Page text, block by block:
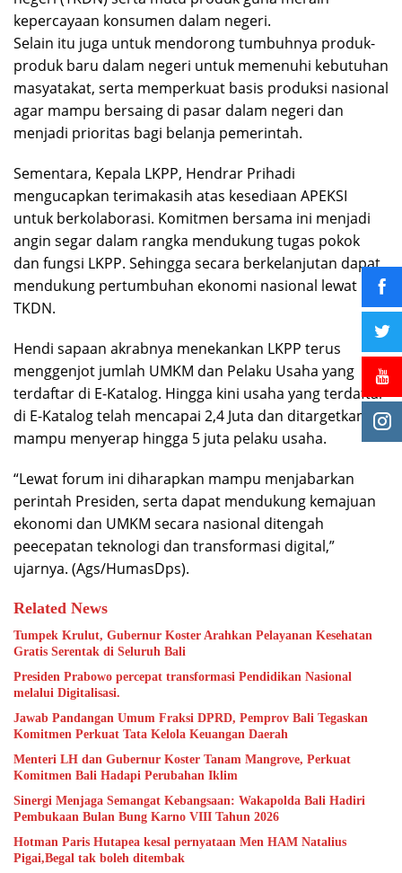
kepercayaan konsumen dalam negeri.
Selain itu juga untuk mendorong tumbuhnya produk-
produk baru dalam negeri untuk memenuhi kebutuhan
masyatakat, serta memperkuat basis produksi nasional
agar mampu bersaing di pasar dalam negeri dan
menjadi prioritas bagi belanja pemerintah.
Sementara, Kepala LKPP, Hendrar Prihadi
mengucapkan terimakasih atas kesediaan APEKSI
untuk berkolaborasi. Komitmen bersama ini menjadi
angin segar dalam rangka mendukung tugas pokok
dan fungsi LKPP. Sehingga secara berkelanjutan dapat
mendukung pertumbuhan ekonomi nasional lewat
TKDN.
Hendi sapaan akrabnya menekankan LKPP terus
menggenjot jumlah UMKM dan Pelaku Usaha yang
terdaftar di E-Katalog. Hingga kini usaha yang terdaftar
di E-Katalog telah mencapai 2,4 Juta dan ditargetkan
mampu menyerap hingga 5 juta pelaku usaha.
“Lewat forum ini diharapkan mampu menjabarkan
perintah Presiden, serta dapat mendukung kemajuan
ekonomi dan UMKM secara nasional ditengah
peecepatan teknologi dan transformasi digital,”
ujarnya. (Ags/HumasDps).
Related News
Tumpek Krulut, Gubernur Koster Arahkan Pelayanan Kesehatan
Gratis Serentak di Seluruh Bali
Presiden Prabowo percepat transformasi Pendidikan Nasional
melalui Digitalisasi.
Jawab Pandangan Umum Fraksi DPRD, Pemprov Bali Tegaskan
Komitmen Perkuat Tata Kelola Keuangan Daerah
Menteri LH dan Gubernur Koster Tanam Mangrove, Perkuat
Komitmen Bali Hadapi Perubahan Iklim
Sinergi Menjaga Semangat Kebangsaan: Wakapolda Bali Hadiri
Pembukaan Bulan Bung Karno VIII Tahun 2026
Hotman Paris Hutapea kesal pernyataan Men HAM Natalius
Pigai,Begal tak boleh ditembak